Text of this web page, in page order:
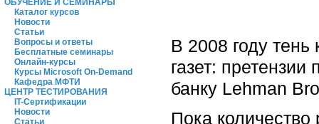
ОБУЧЕНИЕ И СЕМИНАРЫ
Каталог курсов
Новости
Статьи
Вопросы и ответы
Бесплатные семинары
Онлайн-курсы
Курсы Microsoft On-Demand
Кафедра МФТИ
ЦЕНТР ТЕСТИРОВАНИЯ
IT-Сертификации
Новости
Статьи
В 2008 году
газет:
банку Lehman
Пока количество